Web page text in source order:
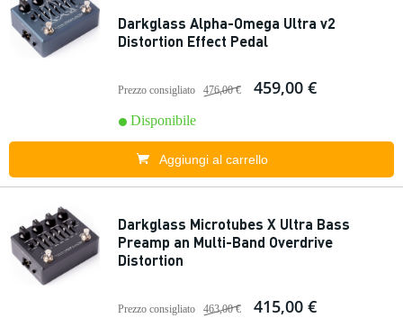
Darkglass Alpha-Omega Ultra v2
Distortion Effect Pedal
Prezzo consigliato 476,00 € 459,00 €
Disponibile
Aggiungi al carrello
Darkglass Microtubes X Ultra Bass
Preamp an Multi-Band Overdrive
Distortion
Prezzo consigliato 463,00 € 415,00 €